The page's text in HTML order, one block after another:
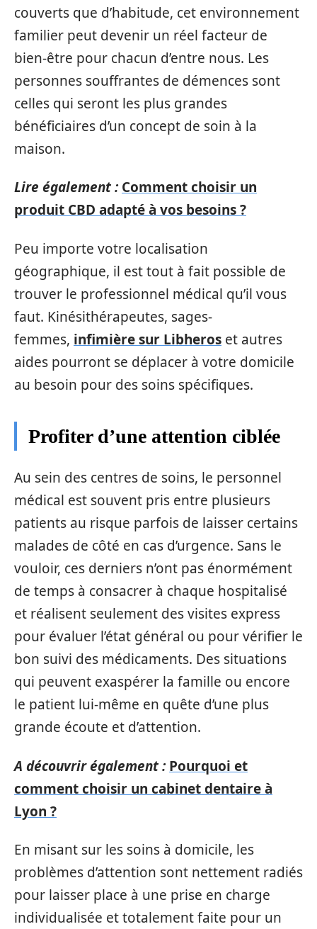
couverts que d’habitude, cet environnement
familier peut devenir un réel facteur de
bien-être pour chacun d’entre nous. Les
personnes souffrantes de démences sont
celles qui seront les plus grandes
bénéficiaires d’un concept de soin à la
maison.
Lire également : Comment choisir un
produit CBD adapté à vos besoins ?
Peu importe votre localisation
géographique, il est tout à fait possible de
trouver le professionnel médical qu’il vous
faut. Kinésithérapeutes, sages-
femmes, infimière sur Libheros et autres
aides pourront se déplacer à votre domicile
au besoin pour des soins spécifiques.
Profiter d’une attention ciblée
Au sein des centres de soins, le personnel
médical est souvent pris entre plusieurs
patients au risque parfois de laisser certains
malades de côté en cas d’urgence. Sans le
vouloir, ces derniers n’ont pas énormément
de temps à consacrer à chaque hospitalisé
et réalisent seulement des visites express
pour évaluer l’état général ou pour vérifier le
bon suivi des médicaments. Des situations
qui peuvent exaspérer la famille ou encore
le patient lui-même en quête d’une plus
grande écoute et d’attention.
A découvrir également : Pourquoi et
comment choisir un cabinet dentaire à
Lyon ?
En misant sur les soins à domicile, les
problèmes d’attention sont nettement radiés
pour laisser place à une prise en charge
individualisée et totalement faite pour un